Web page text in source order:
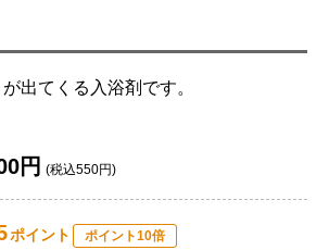
出てくる入浴剤です。
円 (税込550円)
ポイント ポイント10倍